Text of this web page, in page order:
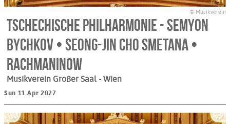
© Musikverein
Tschechische Philharmonie - Semyon
Bychkov • Seong-Jin Cho Smetana •
Rachmaninow
Musikverein Großer Saal - Wien
Sun 11.Apr 2027